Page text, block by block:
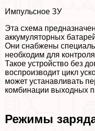
Импульсное ЗУ
Эта схема
аккумуляторных
Они снабжены
необходим для
Такое устройство без
воспроизводит цикл
может устанавливать
комбинации выходных
Режимы